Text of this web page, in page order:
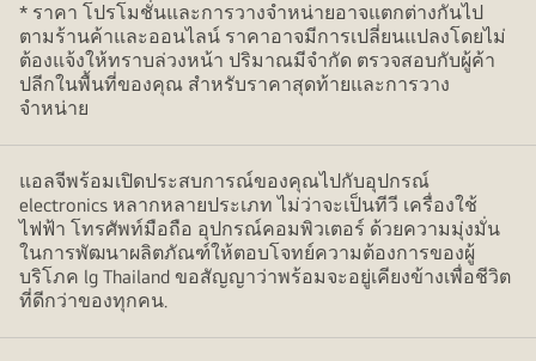
* ราคา โปรโมชั่นและการวางจำหน่ายอาจแตกต่างกันไป
ตามร้านค้าและออนไลน์ ราคาอาจมีการเปลี่ยนแปลงโดยไม่
ต้องแจ้งให้ทราบล่วงหน้า ปริมาณมีจำกัด ตรวจสอบกับผู้ค้า
ปลีกในพื้นที่ของคุณ สำหรับราคาสุดท้ายและการวาง
จำหน่าย
แอลจีพร้อมเปิดประสบการณ์ของคุณไปกับอุปกรณ์
electronics หลากหลายประเภท ไม่ว่าจะเป็นทีวี เครื่องใช้
ไฟฟ้า โทรศัพท์มือถือ อุปกรณ์คอมพิวเตอร์ ด้วยความมุ่งมั่น
ในการพัฒนาผลิตภัณฑ์ให้ตอบโจทย์ความต้องการของผู้
บริโภค lg Thailand ขอสัญญาว่าพร้อมจะอยู่เคียงข้างเพื่อชีวิต
ที่ดีกว่าของทุกคน.